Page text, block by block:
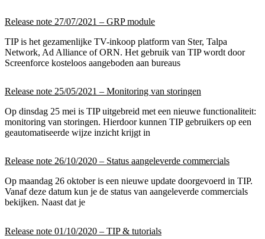
Release note 27/07/2021 – GRP module
TIP is het gezamenlijke TV-inkoop platform van Ster, Talpa
Network, Ad Alliance of ORN. Het gebruik van TIP wordt door
Screenforce kosteloos aangeboden aan bureaus
Release note 25/05/2021 – Monitoring van storingen
Op dinsdag 25 mei is TIP uitgebreid met een nieuwe functionaliteit:
monitoring van storingen. Hierdoor kunnen TIP gebruikers op een
geautomatiseerde wijze inzicht krijgt in
Release note 26/10/2020 – Status aangeleverde commercials
Op maandag 26 oktober is een nieuwe update doorgevoerd in TIP.
Vanaf deze datum kun je de status van aangeleverde commercials
bekijken. Naast dat je
Release note 01/10/2020 – TIP & tutorials